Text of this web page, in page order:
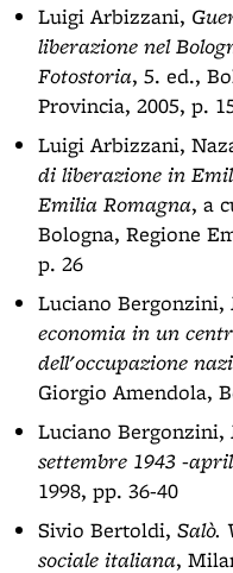
Luigi Arbizzani,
liberazione nel
Fotostoria, 5. ed.,
Provincia, 2005, p.
Luigi Arbizzani,
di liberazione in
Emilia Romagna, a
Bologna, Regione
p. 26
Luciano Bergonzini,
economia in un
dell'occupazione
Giorgio Amendola,
Luciano Bergonzini,
settembre 1943 -
1998, pp. 36-40
Sivio Bertoldi, Salò.
sociale italiana,